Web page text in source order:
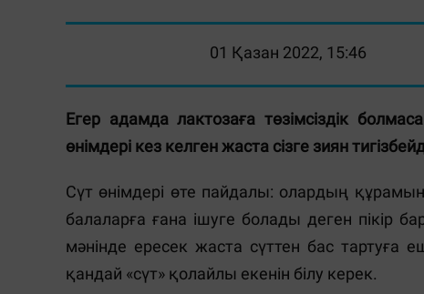
01 Қазан 2022, 15:46
Егер адамда лактозаға төзімсіздік
өнімдері кез келген жаста сізге зиян
Сүт өнімдері өте пайдалы: олардың
балаларға ғана ішуге болады деген пікір
мәнінде ересек жаста сүттен бас
қандай «сүт» қолайлы екенін білу керек.